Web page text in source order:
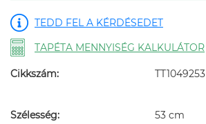
TEDD FEL A KÉRDÉSEDET
TAPÉTA MENNYISÉG KALKULÁTOR
Cikkszám: TT1049253
Szélesség:
53 cm